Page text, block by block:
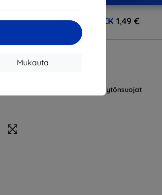
Mukauta
CASHBACK 1,49 €
Tuotenumero
Näytönsuojat